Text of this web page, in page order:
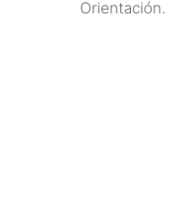
Orientación.